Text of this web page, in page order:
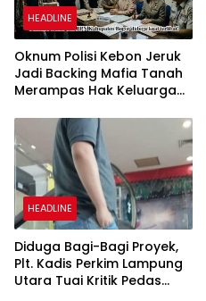
HEADLINE
Oknum Polisi Kebon Jeruk
Jadi Backing Mafia Tanah
Merampas Hak Keluarga
Sutarman
HEADLINE
Diduga Bagi-Bagi Proyek,
Plt. Kadis Perkim Lampung
Utara Tuai Kritik Pedas